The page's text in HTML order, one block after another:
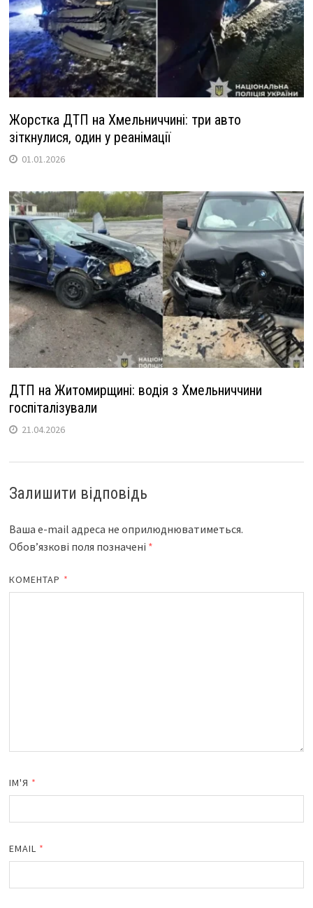
Жорстка ДТП на Хмельниччині: три авто
зіткнулися, один у реанімації
01.01.2026
ДТП на Житомирщині: водія з Хмельниччини
госпіталізували
21.04.2026
Залишити відповідь
Ваша e-mail адреса не оприлюднюватиметься.
Обов’язкові поля позначені *
КОМЕНТАР *
ІМ'Я *
EMAIL *